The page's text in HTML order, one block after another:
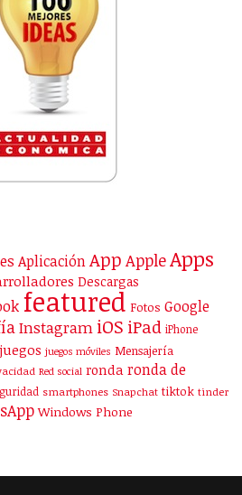
Aplicación App AppleApps
Descargas
featured Fotos Google
Instagram iOS iPad iPhone
juegos juegos móviles Mensajería
Red social ronda ronda de
smartphones Snapchat tiktok tinder
Windows Phone